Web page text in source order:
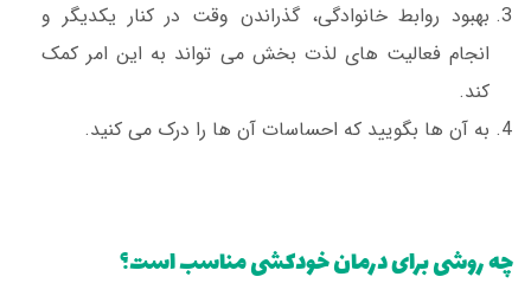
بهبود روابط خانوادگی، گذراندن وقت در کنار یکدیگر و
انجام فعالیت های لذت بخش می تواند به این امر کمک
کند.
به آن ها بگویید که احساسات آن ها را درک می کنید.
چه روشی برای درمان خودکشی مناسب است؟